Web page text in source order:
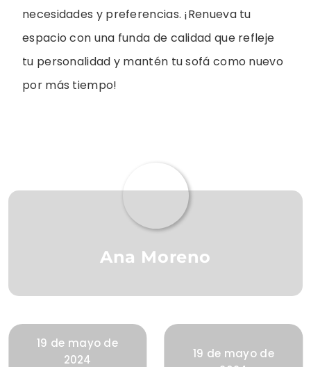
necesidades y preferencias. ¡Renueva tu
espacio con una funda de calidad que refleje
tu personalidad y mantén tu sofá como nuevo
por más tiempo!
Ana Moreno
19 de mayo de
2024
19 de mayo de